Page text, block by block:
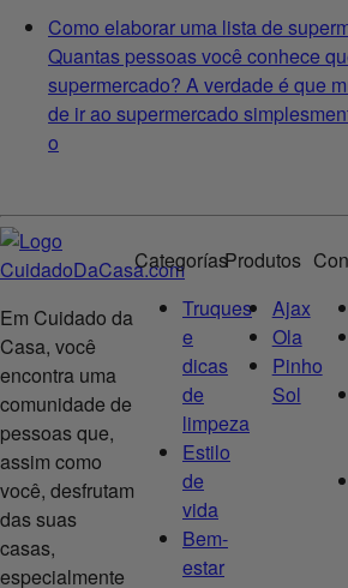
Como elaborar uma lista de
Quantas pessoas você conhece
supermercado? A verdade é que
de ir ao supermercado
o
Em Cuidado da
Casa, você
encontra uma
comunidade de
pessoas que,
assim como
você, desfrutam
das suas
casas,
especialmente
Categorías
Truques
e
dicas
de
limpeza
Estilo
de
vida
Bem-
estar
Produtos
Ajax
Ola
Pinho
Sol